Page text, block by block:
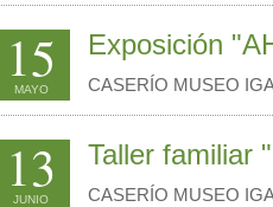
15
MAYO
Exposición
CASERÍO MUSEO
13
JUNIO
Taller familiar
CASERÍO MUSEO